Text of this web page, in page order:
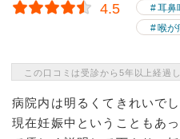
4.5 耳鼻
喉が
この口コミは受診から5年以上経過
病院内は明るくてきれいでし
現在妊娠中ということもあ